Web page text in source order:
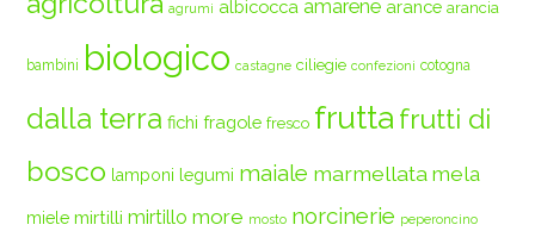
agrumi albicocca amarene arance arancia
bambini biologico castagne ciliegie confezioni cotogna
dalla terra fichi fragole fresco frutta frutti di
bosco lamponi legumi maiale marmellata mela
miele mirtilli mirtillo more mosto norcinerie peperoncino